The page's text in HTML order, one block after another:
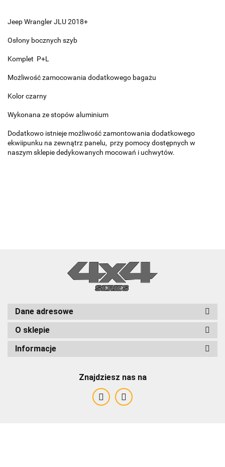
Jeep Wrangler JLU 2018+
Osłony bocznych szyb
Komplet P+L
Możliwość zamocowania dodatkowego bagażu
Kolor czarny
Wykonana ze stopów aluminium
Dodatkowo istnieje możliwość zamontowania dodatkowego
ekwiipunku na zewnątrz panelu, przy pomocy dostępnych w
naszym sklepie dedykowanych mocowań i uchwytów.
Dane adresowe
O sklepie
Informacje
Znajdziesz nas na